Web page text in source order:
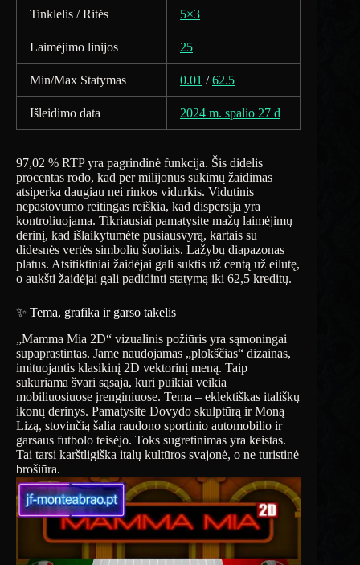
Tinklelis / Ritės 5×3
Laimėjimo linijos 25
Min/Max Statymas 0.01 /62.5
Išleidimo data 2024 m. spalio 27 d
97,02 % RTP yra pagrindinė funkcija. Šis didelis
procentas rodo, kad per milijonus sukimų žaidimas
atsiperka daugiau nei rinkos vidurkis. Vidutinis
nepastovumo reitingas reiškia, kad dispersija yra
kontroliuojama. Tikriausiai pamatysite mažų laimėjimų
derinį, kad išlaikytumėte pusiausvyrą, kartais su
didesnės vertės simbolių šuoliais. Lažybų diapazonas
platus. Atsitiktiniai žaidėjai gali suktis už centą už eilutę,
o aukšti žaidėjai gali padidinti statymą iki 62,5 kreditų.
✨ Tema, grafika ir garso takelis
„Mamma Mia 2D“ vizualinis požiūris yra sąmoningai
supaprastintas. Jame naudojamas „plokščias“ dizainas,
imituojantis klasikinį 2D vektorinį meną. Taip
sukuriama švari sąsaja, kuri puikiai veikia
mobiliuosiuose įrenginiuose. Tema – eklektiškas itališkų
ikonų derinys. Pamatysite Dovydo skulptūrą ir Moną
Lizą, stovinčią šalia raudono sportinio automobilio ir
garsaus futbolo teisėjo. Toks sugretinimas yra keistas.
Tai tarsi karštligiška italų kultūros svajonė, o ne turistinė
brošiūra.